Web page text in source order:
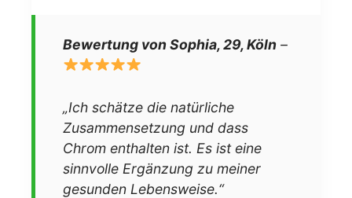
Bewertung von Sophia, 29, Köln –
„Ich schätze die natürliche
Zusammensetzung und dass
Chrom enthalten ist. Es ist eine
sinnvolle Ergänzung zu meiner
gesunden Lebensweise.“